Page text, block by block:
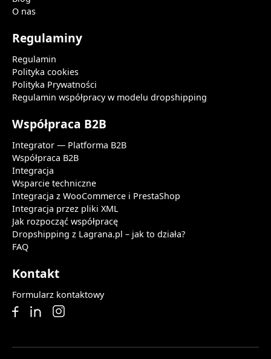
O nas
Regulaminy
Regulamin
Polityka cookies
Polityka Prywatności
Regulamin współpracy w modelu dropshipping
Współpraca B2B
Integrator — Platforma B2B
Współpraca B2B
Integracja
Wsparcie techniczne
Integracja z WooCommerce i PrestaShop
Integracja przez pliki XML
Jak rozpocząć współpracę
Dropshipping z Lagrana.pl – jak to działa?
FAQ
Kontakt
Formularz kontaktowy